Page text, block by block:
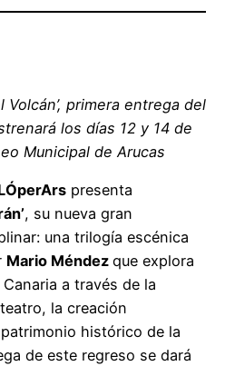
Volcán’, primera entrega del
los días 12 y 14 de
Municipal de Arucas
presenta
, su nueva gran
una trilogía escénica
Mario Méndez que explora
a través de la
la creación
histórico de la
de este regreso se dará